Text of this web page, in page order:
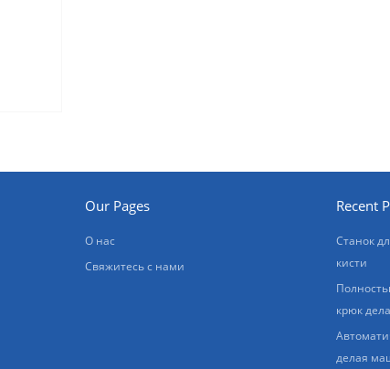
Our Pages
О нас
Свяжитесь с нами
Recent
Станок
кисти
крюк
делая